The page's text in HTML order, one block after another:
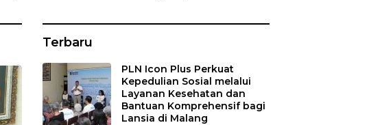
Terbaru
PLN Icon Plus Perkuat
Kepedulian Sosial melalui
Layanan Kesehatan dan
Bantuan Komprehensif bagi
Lansia di Malang